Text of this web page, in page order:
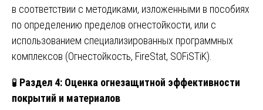
в соответствии с методиками, изложенными в пособиях
по определению пределов огнестойкости, или с
использованием специализированных программных
комплексов (Огнестойкость, FireStat, SOFiSTiK).
🧪 Раздел 4: Оценка огнезащитной эффективности
покрытий и материалов